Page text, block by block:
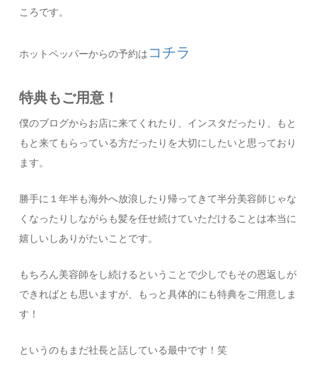
ころです。
ホットペッパーからの予約は コチラ
特典もご用意！
僕のブログからお店に来てくれたり、インスタだったり、もと
もと来てもらっている方だったりを大切にしたいと思っており
ます。
勝手に１年半も海外へ放浪したり帰ってきて半分美容師じゃな
くなったりしながらも髪を任せ続けていただけることは本当に
嬉しいしありがたいことです。
もちろん美容師をし続けるということで少しでもその恩返しが
できればとも思いますが、もっと具体的にも特典をご用意しま
す！
というのもまだ社長と話している最中です！笑